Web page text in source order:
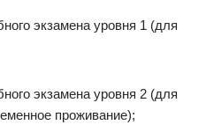
экзамена уровня 1 (для
экзамена уровня 2 (для
проживание);